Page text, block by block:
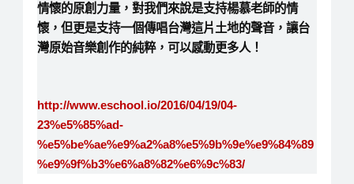
情懷的原創力量，對我們來說是支持楊慕老師的情
懷，但更是支持一個傳唱台灣這片土地的聲音，讓台
灣原始音樂創作的純粹，可以感動更多人！
http://www.eschool.io/2016/04/19/04-
23%e5%85%ad-
%e5%be%ae%e9%a2%a8%e5%9b%9e%e9%84%89
%e9%9f%b3%e6%a8%82%e6%9c%83/